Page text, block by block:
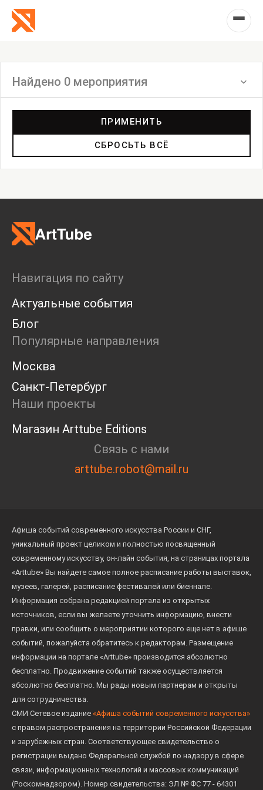
Найдено 0 мероприятия
Дискуссия
Пост-релиз
Пресс-конференция
Ярмарка
Open call
Экскурсия
Дискуссия
Cosmoscow 2024
Blazar 2024
Встречи
Круглый стол
ПРИМЕНИТЬ
СБРОСЬТЬ ВСЁ
Навигация по сайту
Актуальные события
Блог
Популярные направления
Москва
Санкт-Петербург
Наши проекты
Магазин Arttube Editions
Связь с нами
arttube.robot@mail.ru
Афиша событий современного искусства России и СНГ,
уникальный проект целиком и полностью посвященный
современному искусству, он-лайн события, на страницах портала
«Arttube» Вы найдете самое полное расписание работы выставок,
музеев, галерей, расписание фестивалей или биеннале.
Информация собрана редакцией портала из открытых
источников, если вы желаете уточнить информацию, внести
правки, или сообщить о мероприятии которого еще нет в афише
событий, пожалуйста обратитесь к редакторам. Размещение
информации на портале «Arttube» производится абсолютно
бесплатно. Продвижение событий также осуществляется
абсолютно бесплатно. Мы рады новым партнерам и открыты
для сотрудничества.
СМИ Сетевое издание «Афиша событий современного искусства»
с правом распространения на территории Российской Федерации
и зарубежных стран. Соответствующее свидетельство о
регистрации выдано Федеральной службой по надзору в сфере
связи, информационных технологий и массовых коммуникаций
(Роскомнадзором). Номер свидетельства: ЭЛ № ФС 77 - 64301